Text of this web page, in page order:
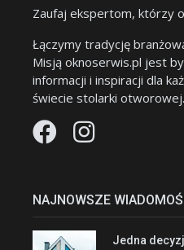
Zaufaj ekspertom, którzy
Łączymy tradycję
Misją oknoserwis.pl jest
informacji i inspiracji dla
świecie stolarki otworowej.
NAJNOWSZE
Jedna